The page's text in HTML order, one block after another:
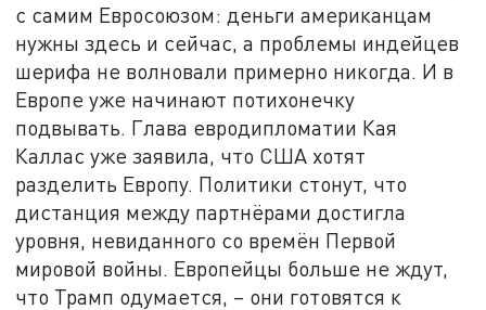
с самим Евросоюзом: деньги американцам
нужны здесь и сейчас, а проблемы индейцев
шерифа не волновали примерно никогда. И в
Европе уже начинают потихонечку
подвывать. Глава евродипломатии Кая
Каллас уже заявила, что США хотят
разделить Европу. Политики стонут, что
дистанция между партнёрами достигла
уровня, невиданного со времён Первой
мировой войны. Европейцы больше не ждут,
что Трамп одумается, – они готовятся к